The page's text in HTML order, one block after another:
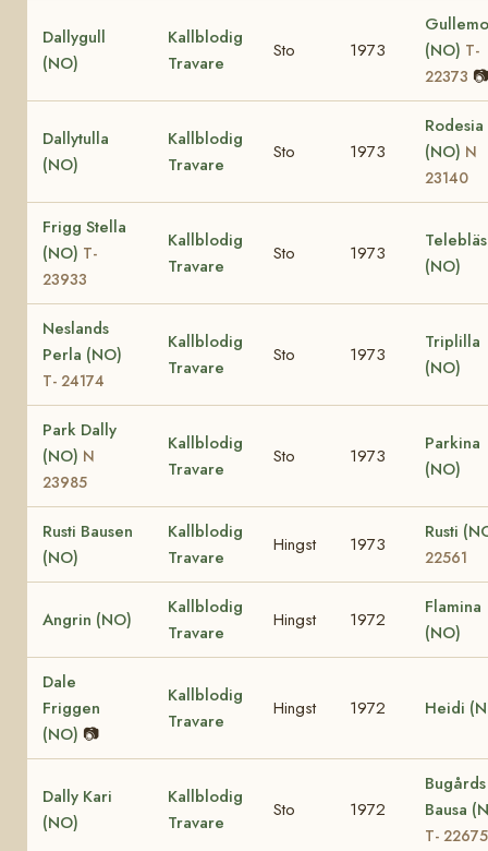
Dallygull
(NO)
Kallblodig
Travare
Sto 1973
(NO) T-
22373 📷
Dallytulla
(NO)
Kallblodig
Travare
Sto 1973
Rodesia
(NO) N
23140
Frigg Stella
(NO) T-
23933
Kallblodig
Travare
Sto 1973
(NO)
Neslands
Perla (NO)
T- 24174
Kallblodig
Travare
Sto 1973
Triplilla
(NO)
Park Dally
(NO) N
23985
Kallblodig
Travare
Sto 1973
Parkina
(NO)
Rusti Bausen
(NO)
Kallblodig
Travare
Hingst 1973
Rusti
22561
Angrin (NO)
Kallblodig
Travare
Hingst 1972
Flamina
(NO)
Dale
Friggen
(NO) 📷
Kallblodig
Travare
Hingst 1972 Heidi
Dally Kari
(NO)
Kallblodig
Travare
Sto 1972
Bugårds
Bausa
T- 22675